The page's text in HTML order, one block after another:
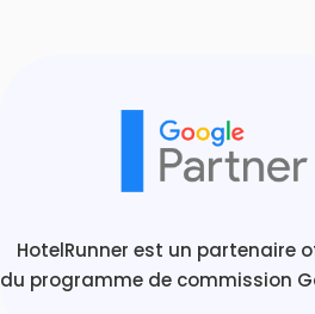
HotelRunner est un partenaire
du programme de commission